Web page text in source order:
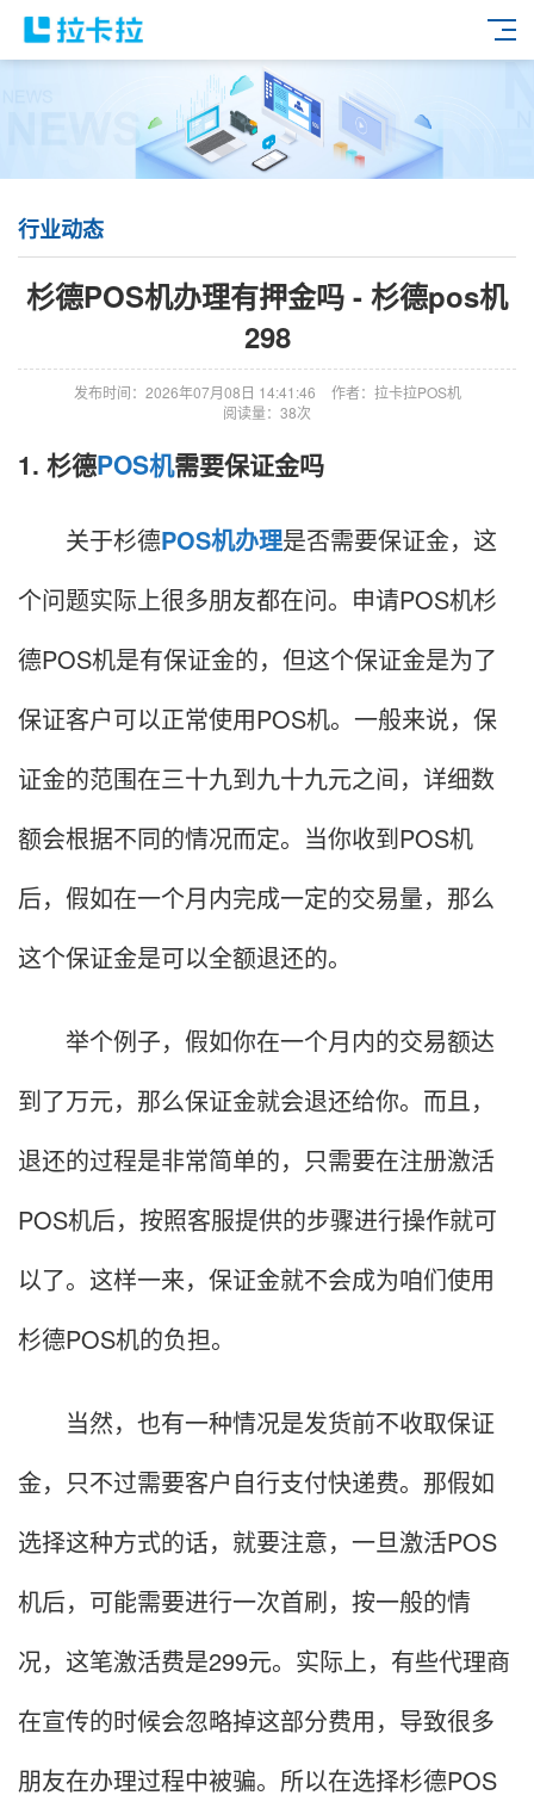
行业动态
杉德POS机办理有押金吗 - 杉德pos机
298
发布时间：2026年07月08日 14:41:46
作者：拉卡拉POS机
阅读量：38次
1. 杉德POS机需要保证金吗
关于杉德POS机办理是否需要保证金，这
个问题实际上很多朋友都在问。申请POS机杉
德POS机是有保证金的，但这个保证金是为了
保证客户可以正常使用POS机。一般来说，保
证金的范围在三十九到九十九元之间，详细数
额会根据不同的情况而定。当你收到POS机
后，假如在一个月内完成一定的交易量，那么
这个保证金是可以全额退还的。
举个例子，假如你在一个月内的交易额达
到了万元，那么保证金就会退还给你。而且，
退还的过程是非常简单的，只需要在注册激活
POS机后，按照客服提供的步骤进行操作就可
以了。这样一来，保证金就不会成为咱们使用
杉德POS机的负担。
当然，也有一种情况是发货前不收取保证
金，只不过需要客户自行支付快递费。那假如
选择这种方式的话，就要注意，一旦激活POS
机后，可能需要进行一次首刷，按一般的情
况，这笔激活费是299元。实际上，有些代理商
在宣传的时候会忽略掉这部分费用，导致很多
朋友在办理过程中被骗。所以在选择杉德POS